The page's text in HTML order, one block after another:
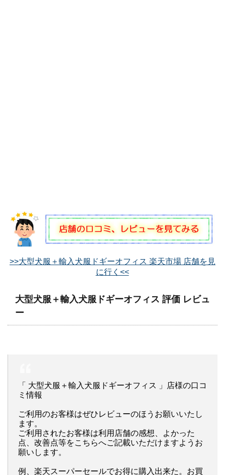
>>大型犬服＋輸入犬服ドギーオフィス 楽天市場 店舗を見
に行く<<
大型犬服＋輸入犬服ドギーオフィス 評価 レビュ
ー
「 大型犬服＋輸入犬服ドギーオフィス 」店様の口コ
ミ情報
ご利用のお客様はぜひレビューのほうお願いいたし
ます。
ご利用されたお客様は利用店舗の感想、よかった
点、改善点等をこちらへご記載いただけますようお
願いします。
例、楽天スーパーセールでお得に購入出来た。お買